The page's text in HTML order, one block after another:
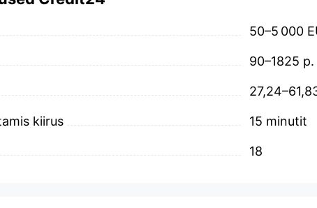
50–5 000
90–1825 p.
kiirus 15 minutit
18